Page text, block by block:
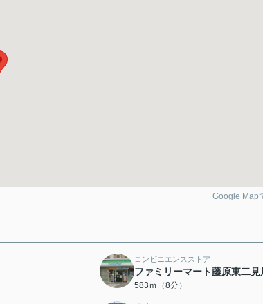
Google Map
コンビニエンスストア
ファミリーマート藤原東二見
583ｍ（8分）